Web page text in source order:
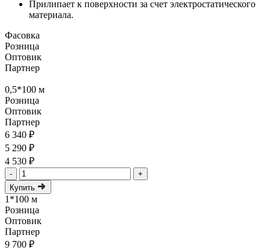
Прилипает к поверхности за счет электростатического
материала.
Фасовка
Розница
Оптовик
Партнер
0,5*100 м
Розница
Оптовик
Партнер
6 340 ₽
5 290 ₽
4 530 ₽
-
+
Купить
1*100 м
Розница
Оптовик
Партнер
9 700 ₽